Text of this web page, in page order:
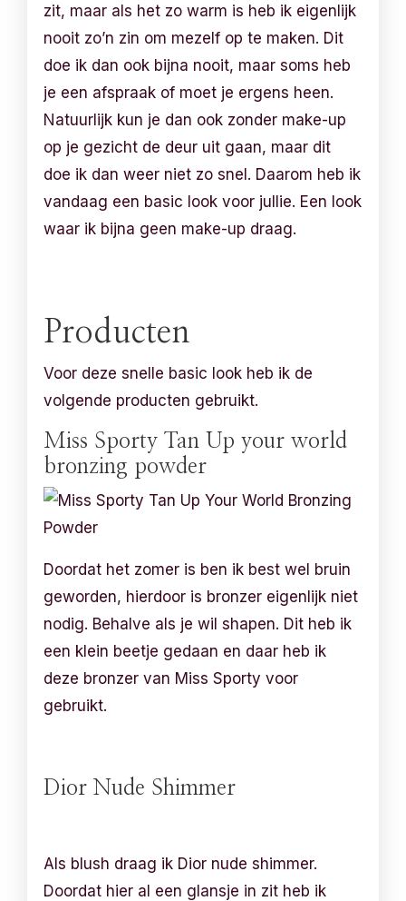
zit, maar als het zo warm is heb ik eigenlijk
nooit zo’n zin om mezelf op te maken. Dit
doe ik dan ook bijna nooit, maar soms heb
je een afspraak of moet je ergens heen.
Natuurlijk kun je dan ook zonder make-up
op je gezicht de deur uit gaan, maar dit
doe ik dan weer niet zo snel. Daarom heb ik
vandaag een basic look voor jullie. Een look
waar ik bijna geen make-up draag.
Producten
Voor deze snelle basic look heb ik de
volgende producten gebruikt.
Miss Sporty Tan Up your world
bronzing powder
Doordat het zomer is ben ik best wel bruin
geworden, hierdoor is bronzer eigenlijk niet
nodig. Behalve als je wil shapen. Dit heb ik
een klein beetje gedaan en daar heb ik
deze bronzer van Miss Sporty voor
gebruikt.
Dior Nude Shimmer
Als blush draag ik Dior nude shimmer.
Doordat hier al een glansje in zit heb ik